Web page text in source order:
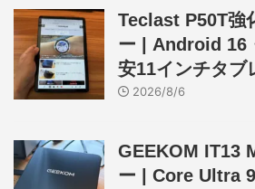
Teclast P50T強
ー | Android 16
安11インチタブ
2026/8/6
GEEKOM IT13
ー | Core Ultra